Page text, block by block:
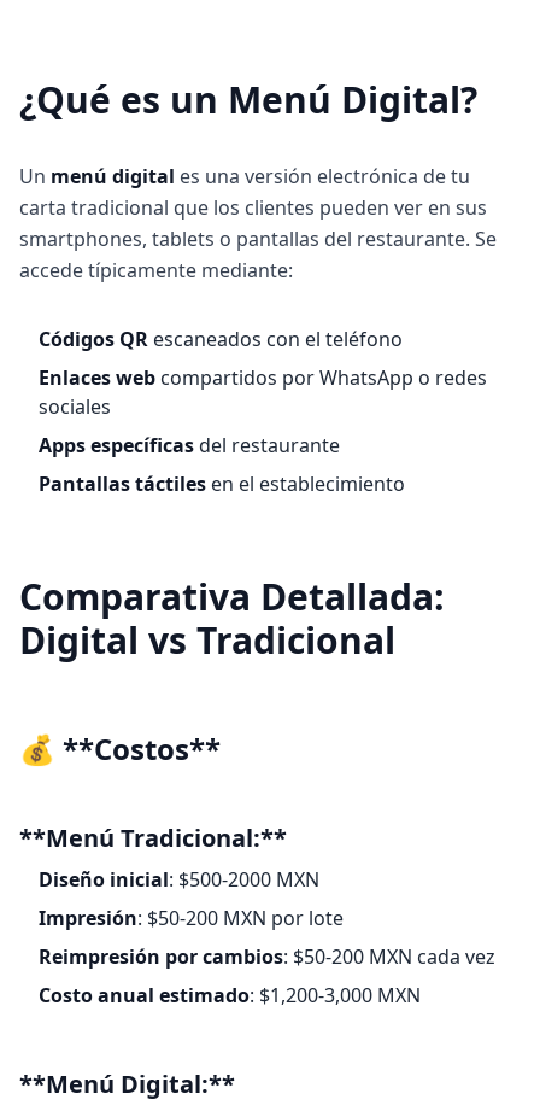
¿Qué es un Menú Digital?
Un menú digital es una versión electrónica de tu
carta tradicional que los clientes pueden ver en sus
smartphones, tablets o pantallas del restaurante. Se
accede típicamente mediante:
Códigos QR escaneados con el teléfono
Enlaces web compartidos por WhatsApp o redes
sociales
Apps específicasdel restaurante
Pantallas táctiles en el establecimiento
Comparativa Detallada:
Digital vs Tradicional
💰 **Costos**
**Menú Tradicional:**
Diseño inicial: $500-2000 MXN
Impresión: $50-200 MXN por lote
Reimpresión por cambios: $50-200 MXN cada vez
Costo anual estimado: $1,200-3,000 MXN
**Menú Digital:**